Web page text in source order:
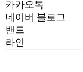
카카오톡
네이버 블로그
밴드
라인